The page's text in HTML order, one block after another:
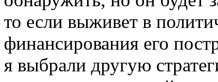
то если выживет в
финансирования его
я выбрали другую